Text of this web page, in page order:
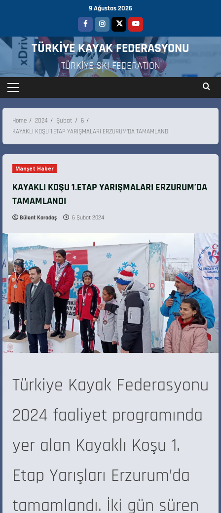
9 Ağustos 2026
TÜRKİYE KAYAK FEDERASYONU
TÜRKİYE SKI FEDERATION
Home 2024 Şubat
6
KAYAKLI KOŞU 1.ETAP YARIŞMALARI ERZURUM’DA TAMAMLANDI
Manşet Haber
KAYAKLI KOŞU 1.ETAP YARIŞMALARI ERZURUM’DA
TAMAMLANDI
Bülent Karadaş 6 Şubat 2024
Türkiye Kayak Federasyonu
2024 faaliyet programında
yer alan Kayaklı Koşu 1.
Etap Yarışları Erzurum’da
tamamlandı. İki gün süren